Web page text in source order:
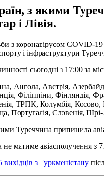
з якими
і Лівія.
з коронавірусом СOVID-19
і інфраструктури
сьогодні з 17:00 за
Ангола, Австрія,
Філіппіни, Фінляндія,
ТРПК, Колумбія,
Португалія, Словенія,
Туреччина припинила
матиме авіасполучення з
з Туркменістану